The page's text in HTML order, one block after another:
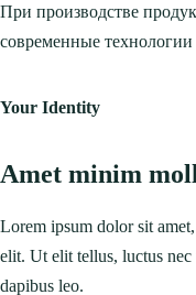
При производстве
современные технологии
Your Identity
Amet minim
Lorem ipsum dolor sit
elit. Ut elit tellus, luctus
dapibus leo.